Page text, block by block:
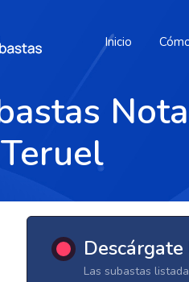
Inicio
Las subastas